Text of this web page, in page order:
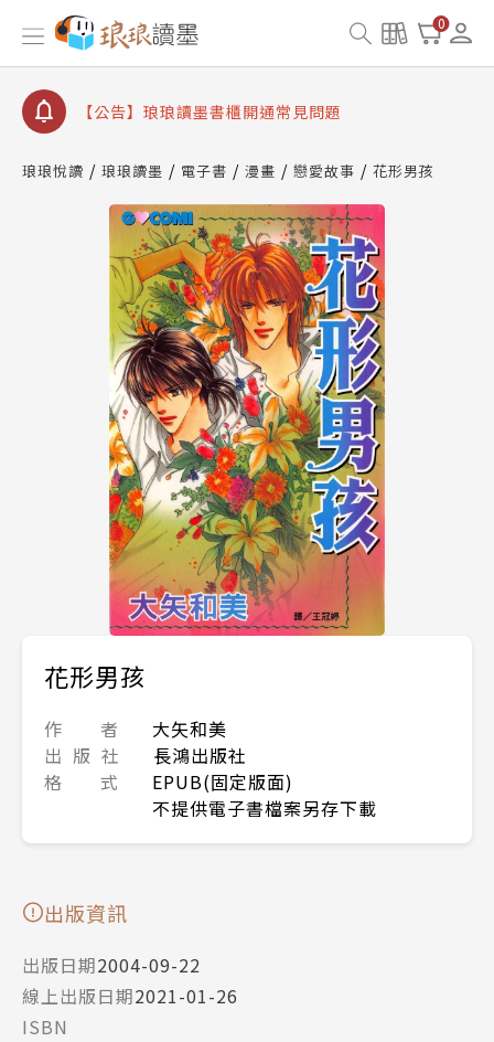
0
【公告】琅琅讀墨數位閱讀資產合併與書櫃開通申請
【公告】琅琅讀墨書櫃開通常見問題
【公告】琅琅讀墨 3 分鐘完成書櫃開通與資產合併申
請圖文教學
查詢
【公告】琅琅讀墨數位閱讀資產合併與書櫃開通申請
琅琅悅讀 琅琅讀墨 電子書 漫畫 戀愛故事 花形男孩
花形男孩
作 者
大矢和美
出 版 社
長鴻出版社
格 式
EPUB(固定版面)
不提供電子書檔案另存下載
出版資訊
出版日期2004-09-22
線上出版日期2021-01-26
ISBN